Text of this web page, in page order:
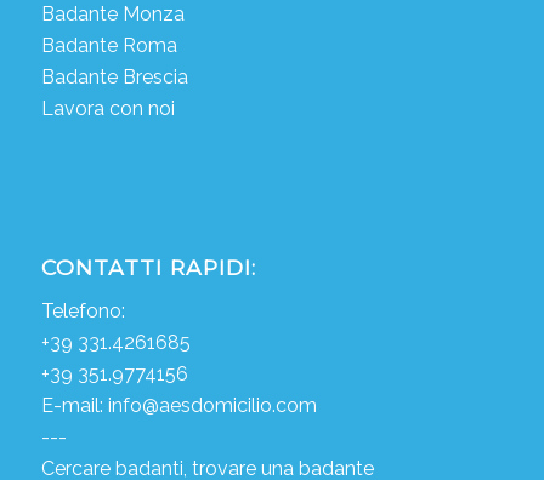
Badante Monza
Badante Roma
Badante Brescia
Lavora con noi
CONTATTI RAPIDI:
Telefono:
+39 331.4261685
+39 351.9774156
E-mail: info@aesdomicilio.com
---
Cercare badanti, trovare una badante